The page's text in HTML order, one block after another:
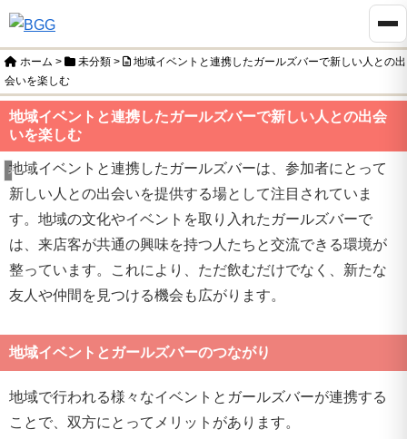
ホーム > 未分類 >
地域イベントと連携したガールズバーで新しい人との出
会いを楽しむ
地域イベントと連携したガールズバーで新しい人との出会
いを楽しむ
未分類
地域イベントと連携したガールズバーは、参加者にとって
新しい人との出会いを提供する場として注目されていま
す。地域の文化やイベントを取り入れたガールズバーで
は、来店客が共通の興味を持つ人たちと交流できる環境が
整っています。これにより、ただ飲むだけでなく、新たな
友人や仲間を見つける機会も広がります。
地域イベントとガールズバーのつながり
地域で行われる様々なイベントとガールズバーが連携する
ことで、双方にとってメリットがあります。